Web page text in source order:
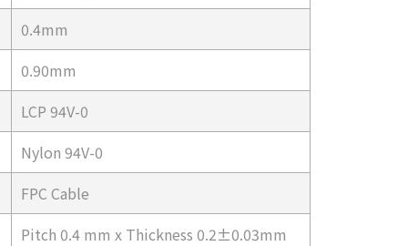
0.4mm
0.90mm
LCP 94V-0
Nylon 94V-0
FPC Cable
Pitch 0.4 mm x Thickness 0.2±0.03mm